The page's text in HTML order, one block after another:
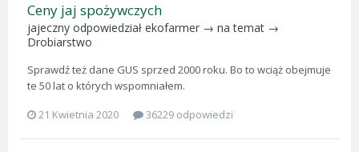
Ceny jaj spożywczych
jajeczny odpowiedział ekofarmer → na temat →
Drobiarstwo
Sprawdź też dane GUS sprzed 2000 roku. Bo to wciąż obejmuje
te 50 lat o których wspomniałem.
21 Kwietnia 2020
36229 odpowiedzi